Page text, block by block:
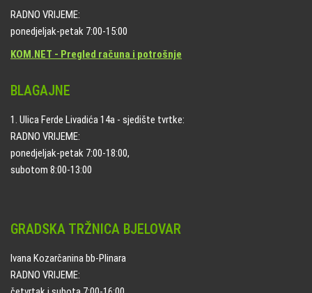
RADNO VRIJEME:
ponedjeljak-petak 7:00-15:00
KOM.NET - Pregled računa i potrošnje
BLAGAJNE
1. Ulica Ferde Livadića 14a - sjedište tvrtke:
RADNO VRIJEME:
ponedjeljak-petak 7:00-18:00,
subotom 8:00-13:00
GRADSKA TRŽNICA BJELOVAR
Ivana Kozarčanina bb-Plinara
RADNO VRIJEME: